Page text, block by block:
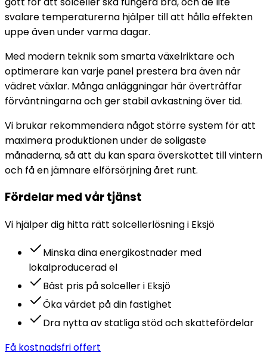
svalare temperaturerna hjälper till att hålla effekten
uppe även under varma dagar.
Med modern teknik som smarta växelriktare och
optimerare kan varje panel prestera bra även när
vädret växlar. Många anläggningar här överträffar
förväntningarna och ger stabil avkastning över tid.
Vi brukar rekommendera något större system för att
maximera produktionen under de soligaste
månaderna, så att du kan spara överskottet till vintern
och få en jämnare elförsörjning året runt.
Fördelar med vår tjänst
Vi hjälper dig hitta rätt solcellerlösning i Eksjö
Minska dina energikostnader med
lokalproducerad el
Bäst pris på solceller i Eksjö
Öka värdet på din fastighet
Dra nytta av statliga stöd och skattefördelar
Få kostnadsfri offert